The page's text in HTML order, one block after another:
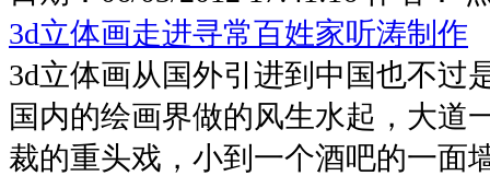
3d立体画走进寻常百姓家听涛制作
3d立体画从国外引进到中国也不过
国内的绘画界做的风生水起，大道
裁的重头戏，小到一个酒吧的一面